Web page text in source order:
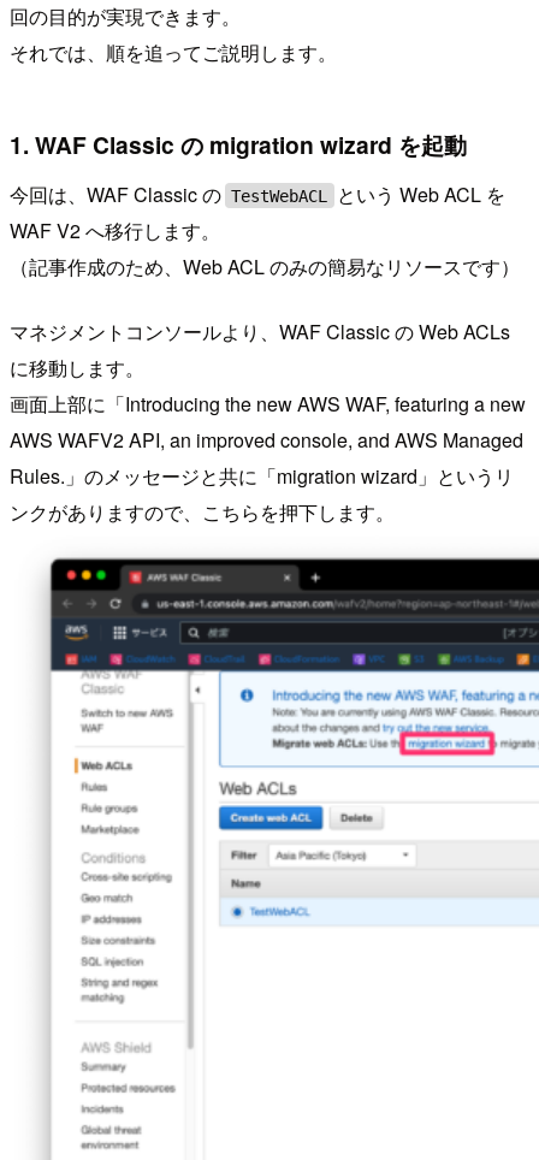
回の目的が実現できます。
それでは、順を追ってご説明します。
1. WAF Classic の migration wizard を起動
今回は、WAF Classic の TestWebACL
という Web ACL を
WAF V2 へ移行します。
（記事作成のため、Web ACL のみの簡易なリソースです）
マネジメントコンソールより、WAF Classic の Web ACLs
に移動します。
画面上部に「Introducing the new AWS WAF, featuring a new
AWS WAFV2 API, an improved console, and AWS Managed
Rules.」のメッセージと共に「migration wizard」というリ
ンクがありますので、こちらを押下します。